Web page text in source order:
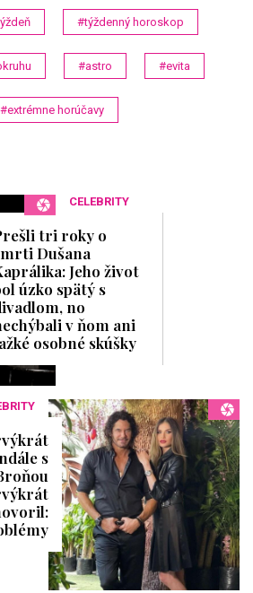
#týždenný horoskop
#astro #evita
#extrémne horúčavy
CELEBRITY
tri roky o
Dušana
Jeho život
úzko spätý s
no
v ňom ani
osobné skúšky
s